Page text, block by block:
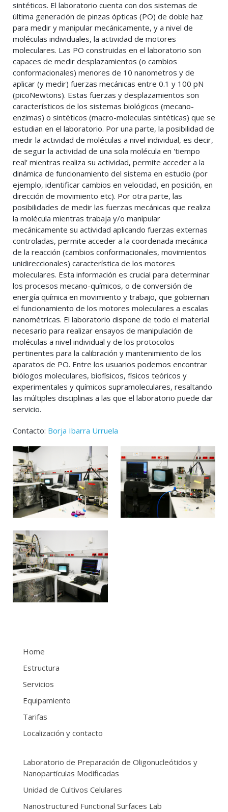
sintéticos. El laboratorio cuenta con dos sistemas de
última generación de pinzas ópticas (PO) de doble haz
para medir y manipular mecánicamente, y a nivel de
moléculas individuales, la actividad de motores
moleculares. Las PO construidas en el laboratorio son
capaces de medir desplazamientos (o cambios
conformacionales) menores de 10 nanometros y de
aplicar (y medir) fuerzas mecánicas entre 0.1 y 100 pN
(picoNewtons). Estas fuerzas y desplazamientos son
característicos de los sistemas biológicos (mecano-
enzimas) o sintéticos (macro-moleculas sintéticas) que se
estudian en el laboratorio. Por una parte, la posibilidad de
medir la actividad de moléculas a nivel individual, es decir,
de seguir la actividad de una sola molécula en 'tiempo
real' mientras realiza su actividad, permite acceder a la
dinámica de funcionamiento del sistema en estudio (por
ejemplo, identificar cambios en velocidad, en posición, en
dirección de movimiento etc). Por otra parte, las
posibilidades de medir las fuerzas mecánicas que realiza
la molécula mientras trabaja y/o manipular
mecánicamente su actividad aplicando fuerzas externas
controladas, permite acceder a la coordenada mecánica
de la reacción (cambios conformacionales, movimientos
unidireccionales) característica de los motores
moleculares. Esta información es crucial para determinar
los procesos mecano-químicos, o de conversión de
energía química en movimiento y trabajo, que gobiernan
el funcionamiento de los motores moleculares a escalas
nanométricas. El laboratorio dispone de todo el material
necesario para realizar ensayos de manipulación de
moléculas a nivel individual y de los protocolos
pertinentes para la calibración y mantenimiento de los
aparatos de PO. Entre los usuarios podemos encontrar
biólogos moleculares, biofísicos, físicos teóricos y
experimentales y químicos supramoleculares, resaltando
las múltiples disciplinas a las que el laboratorio puede dar
servicio.
Contacto: Borja Ibarra Urruela
Home
Estructura
Servicios
Equipamiento
Tarifas
Localización y contacto
Laboratorio de Preparación de Oligonucleótidos y
Nanopartículas Modificadas
Unidad de Cultivos Celulares
Nanostructured Functional Surfaces Lab